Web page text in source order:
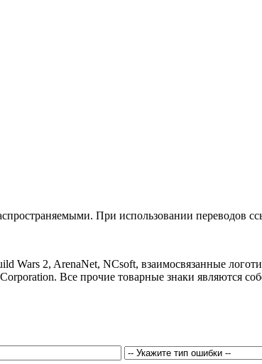
При использовании переводов
Wars 2, ArenaNet, NCsoft, взаимосвязанные
Все прочие товарные знаки являются